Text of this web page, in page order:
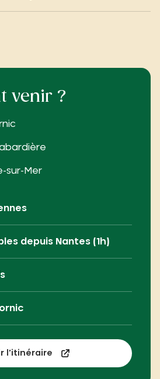
venir ?
sur-Mer
depuis Nantes (1h)
l’itinéraire